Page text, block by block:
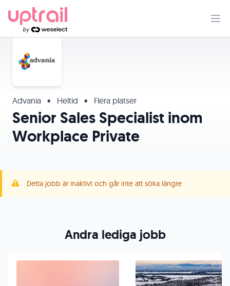
Advania • Heltid • Flera platser
Senior Sales Specialist inom
Workplace Private
Detta jobb är inaktivt och går inte att söka längre
Andra lediga jobb